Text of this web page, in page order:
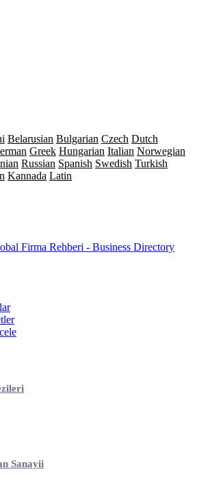
Belarusian Bulgarian Czech Dutch
Greek Hungarian Italian Norwegian
Russian Spanish Swedish Turkish
Kannada Latin
Sanayii